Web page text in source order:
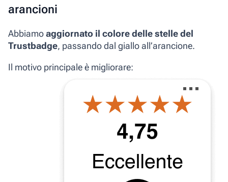
arancioni
Abbiamoaggiornato il colore delle stelle del
Trustbadge, passando dal giallo all’arancione.
Il motivo principale è migliorare: